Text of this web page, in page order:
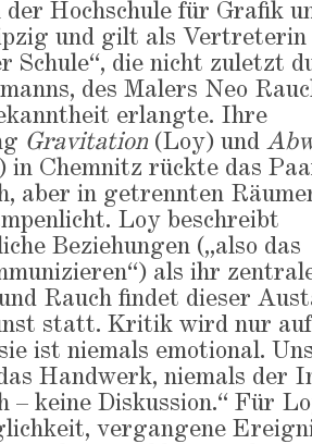
Hochschule für Grafik
und gilt als Vertreterin
Schule“, die nicht zuletzt
des Malers Neo
erlangte. Ihre
Gravitation(Loy) und
in Chemnitz rückte das
aber in getrennten
Loy beschreibt
Beziehungen („also das
als ihr
Rauch findet dieser
statt. Kritik wird nur auf
ist niemals emotional. Uns
Handwerk, niemals der
– keine Diskussion.“ Für
vergangene